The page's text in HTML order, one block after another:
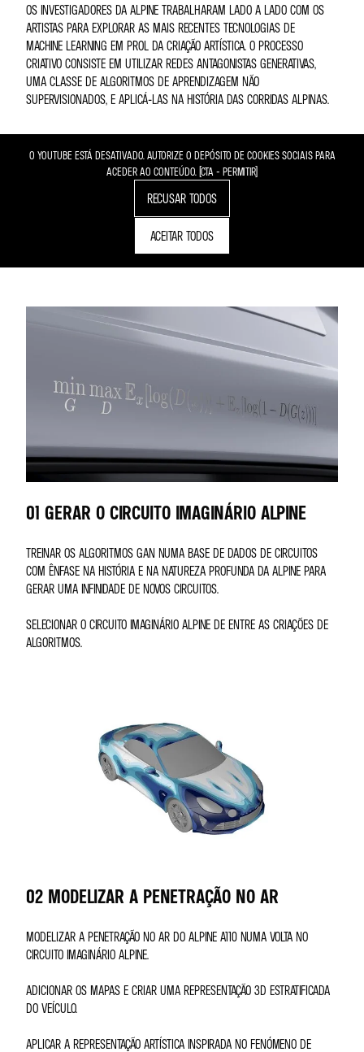
OS INVESTIGADORES DA ALPINE TRABALHARAM LADO A LADO COM OS
ARTISTAS PARA EXPLORAR AS MAIS RECENTES TECNOLOGIAS DE
MACHINE LEARNING EM PROL DA CRIAÇÃO ARTÍSTICA. O PROCESSO
CRIATIVO CONSISTE EM UTILIZAR REDES ANTAGONISTAS GENERATIVAS,
UMA CLASSE DE ALGORITMOS DE APRENDIZAGEM NÃO
SUPERVISIONADOS, E APLICÁ-LAS NA HISTÓRIA DAS CORRIDAS ALPINAS.
O YOUTUBE ESTÁ DESATIVADO. AUTORIZE O DEPÓSITO DE COOKIES SOCIAIS PARA
ACEDER AO CONTEÚDO. (CTA - PERMITIR)
RECUSAR TODOS
ACEITAR TODOS
01 GERAR O CIRCUITO IMAGINÁRIO ALPINE
TREINAR OS ALGORITMOS GAN NUMA BASE DE DADOS DE CIRCUITOS
COM ÊNFASE NA HISTÓRIA E NA NATUREZA PROFUNDA DA ALPINE PARA
GERAR UMA INFINIDADE DE NOVOS CIRCUITOS.
SELECIONAR O CIRCUITO IMAGINÁRIO ALPINE DE ENTRE AS CRIAÇÕES DE
ALGORITMOS.
02 MODELIZAR A PENETRAÇÃO NO AR
MODELIZAR A PENETRAÇÃO NO AR DO ALPINE A110 NUMA VOLTA NO
CIRCUITO IMAGINÁRIO ALPINE.
ADICIONAR OS MAPAS E CRIAR UMA REPRESENTAÇÃO 3D ESTRATIFICADA
DO VEÍCULO.
APLICAR A REPRESENTAÇÃO ARTÍSTICA INSPIRADA NO FENÓMENO DE